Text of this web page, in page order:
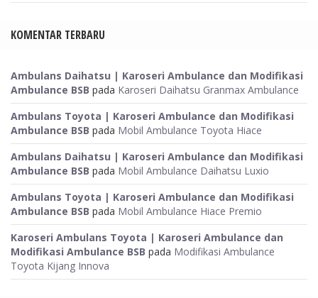
KOMENTAR TERBARU
Ambulans Daihatsu | Karoseri Ambulance dan Modifikasi
Ambulance BSB pada Karoseri Daihatsu Granmax Ambulance
Ambulans Toyota | Karoseri Ambulance dan Modifikasi
Ambulance BSB pada Mobil Ambulance Toyota Hiace
Ambulans Daihatsu | Karoseri Ambulance dan Modifikasi
Ambulance BSB pada Mobil Ambulance Daihatsu Luxio
Ambulans Toyota | Karoseri Ambulance dan Modifikasi
Ambulance BSB pada Mobil Ambulance Hiace Premio
Karoseri Ambulans Toyota | Karoseri Ambulance dan
Modifikasi Ambulance BSB pada Modifikasi Ambulance
Toyota Kijang Innova